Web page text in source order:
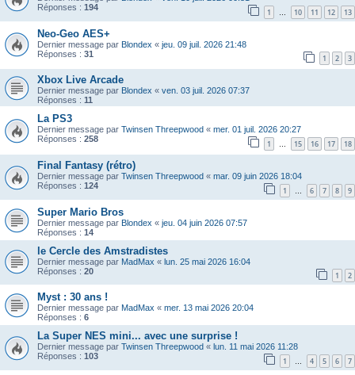
Réponses : 194 1 … 10 11 12 13
Neo-Geo AES+
Dernier message par Blondex « jeu. 09 juil. 2026 21:48
Réponses : 31 1 2 3
Xbox Live Arcade
Dernier message par Blondex « ven. 03 juil. 2026 07:37
Réponses : 11
La PS3
Dernier message par Twinsen Threepwood « mer. 01 juil. 2026 20:27
Réponses : 258 1 … 15 16 17 18
Final Fantasy (rétro)
Dernier message par Twinsen Threepwood « mar. 09 juin 2026 18:04
Réponses : 124 1 … 6 7 8 9
Super Mario Bros
Dernier message par Blondex « jeu. 04 juin 2026 07:57
Réponses : 14
le Cercle des Amstradistes
Dernier message par MadMax « lun. 25 mai 2026 16:04
Réponses : 20 1 2
Myst : 30 ans !
Dernier message par MadMax « mer. 13 mai 2026 20:04
Réponses : 6
La Super NES mini... avec une surprise !
Dernier message par Twinsen Threepwood « lun. 11 mai 2026 11:28
Réponses : 103 1 … 4 5 6 7